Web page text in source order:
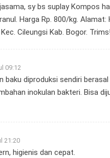
sy bs suplay Kompos
Harga Rp. 800/kg. Alamat:
Cileungsi Kab. Bogor. Trims!
09:12
baku diproduksi sendiri
inokulan bakteri. Bisa
21:20
higienis dan cepat.